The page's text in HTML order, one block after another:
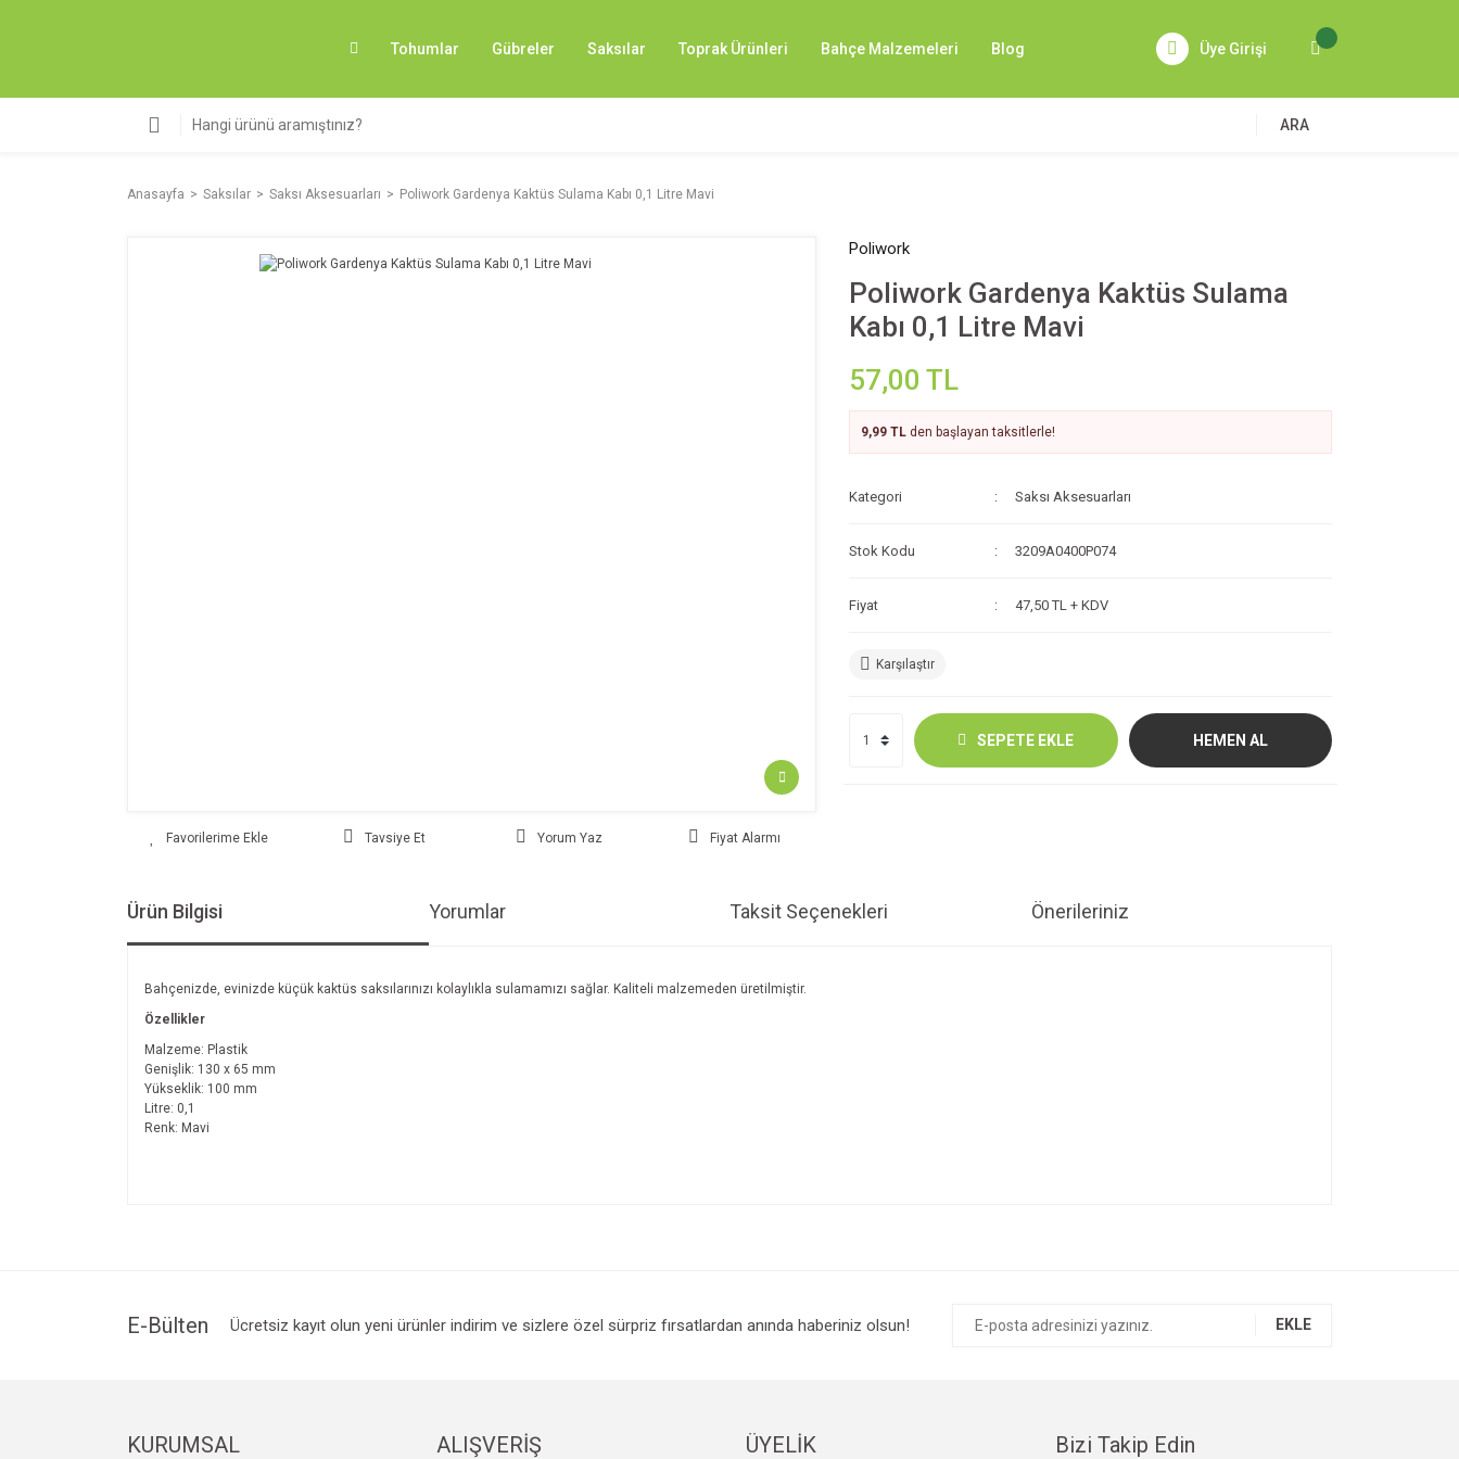
Tohumlar Gübreler Saksılar Toprak Ürünleri Bahçe Malzemeleri Blog Üye Girişi
ARA
Anasayfa Saksılar Saksı Aksesuarları Poliwork Gardenya Kaktüs Sulama Kabı 0,1 Litre Mavi
Tavsiye Et Yorum Yaz Fiyat Alarmı
Poliwork
Poliwork Gardenya Kaktüs Sulama
Kabı 0,1 Litre Mavi
57,00 TL
9,99 TL den başlayan taksitlerle!
Kategori Saksı Aksesuarları
Stok Kodu 3209A0400P074
Fiyat 47,50 TL + KDV
Karşılaştır
SEPETE EKLE HEMEN AL
Ürün Bilgisi Yorumlar Taksit Seçenekleri Önerileriniz
Bahçenizde, evinizde küçük kaktüs saksılarınızı kolaylıkla sulamamızı sağlar. Kaliteli malzemeden üretilmiştir.
Özellikler
Malzeme: Plastik
Genişlik: 130 x 65 mm
Yükseklik: 100 mm
Litre: 0,1
Renk: Mavi
Ürün bilgilerinde hatalar bulunuyor.
E-Bülten Ücretsiz kayıt olun yeni ürünler indirim ve sizlere özel sürpriz fırsatlardan anında haberiniz olsun! EKLE
KURUMSAL ALIŞVERİŞ ÜYELİK Bizi Takip Edin